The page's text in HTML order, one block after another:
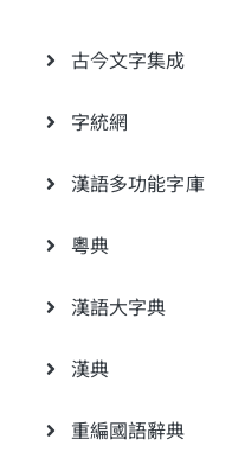
古今文字集成
字統網
漢語多功能字庫
粵典
漢語大字典
漢典
重編國語辭典